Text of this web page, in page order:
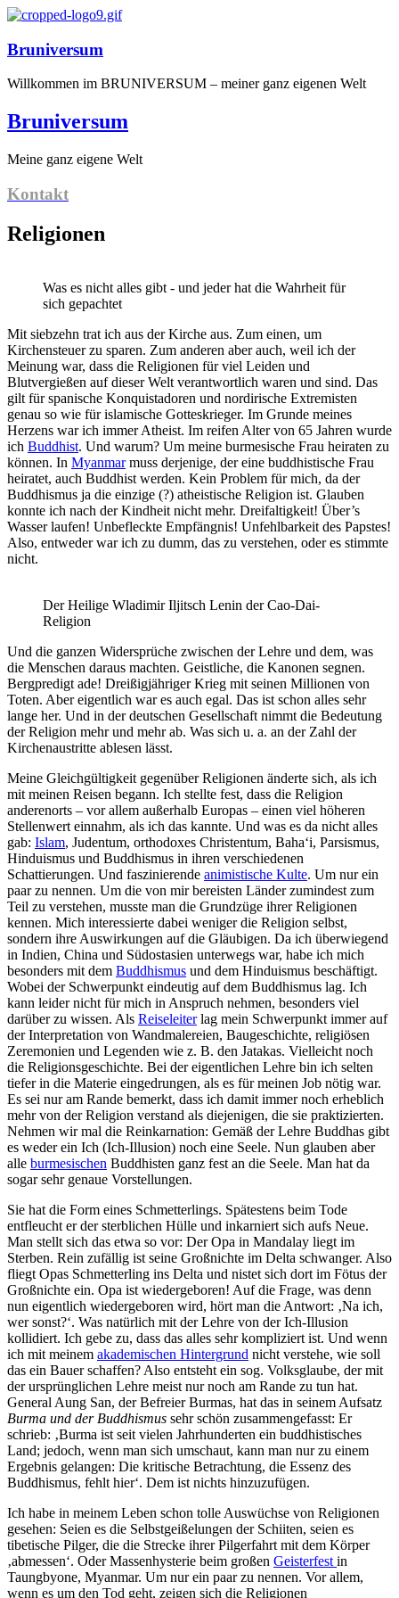
Bruniversum
Willkommen im BRUNIVERSUM – meiner ganz eigenen Welt
Bruniversum
Meine ganz eigene Welt
Kontakt
Religionen
Was es nicht alles gibt - und jeder hat die Wahrheit für
sich gepachtet
Mit siebzehn trat ich aus der Kirche aus. Zum einen, um
Kirchensteuer zu sparen. Zum anderen aber auch, weil ich der
Meinung war, dass die Religionen für viel Leiden und
Blutvergießen auf dieser Welt verantwortlich waren und sind. Das
gilt für spanische Konquistadoren und nordirische Extremisten
genau so wie für islamische Gotteskrieger. Im Grunde meines
Herzens war ich immer Atheist. Im reifen Alter von 65 Jahren wurde
ich Buddhist. Und warum? Um meine burmesische Frau heiraten zu
können. In Myanmarmuss derjenige, der eine buddhistische Frau
heiratet, auch Buddhist werden. Kein Problem für mich, da der
Buddhismus ja die einzige (?) atheistische Religion ist. Glauben
konnte ich nach der Kindheit nicht mehr. Dreifaltigkeit! Über’s
Wasser laufen! Unbefleckte Empfängnis! Unfehlbarkeit des Papstes!
Also, entweder war ich zu dumm, das zu verstehen, oder es stimmte
nicht.
Der Heilige Wladimir Iljitsch Lenin der Cao-Dai-
Religion
Und die ganzen Widersprüche zwischen der Lehre und dem, was
die Menschen daraus machten. Geistliche, die Kanonen segnen.
Bergpredigt ade! Dreißigjähriger Krieg mit seinen Millionen von
Toten. Aber eigentlich war es auch egal. Das ist schon alles sehr
lange her. Und in der deutschen Gesellschaft nimmt die Bedeutung
der Religion mehr und mehr ab. Was sich u. a. an der Zahl der
Kirchenaustritte ablesen lässt.
Meine Gleichgültigkeit gegenüber Religionen änderte sich, als ich
mit meinen Reisen begann. Ich stellte fest, dass die Religion
anderenorts – vor allem außerhalb Europas – einen viel höheren
Stellenwert einnahm, als ich das kannte. Und was es da nicht alles
gab: Islam, Judentum, orthodoxes Christentum, Baha‘i, Parsismus,
Hinduismus und Buddhismus in ihren verschiedenen
Schattierungen. Und faszinierende animistische Kulte. Um nur ein
paar zu nennen. Um die von mir bereisten Länder zumindest zum
Teil zu verstehen, musste man die Grundzüge ihrer Religionen
kennen. Mich interessierte dabei weniger die Religion selbst,
sondern ihre Auswirkungen auf die Gläubigen. Da ich überwiegend
in Indien, China und Südostasien unterwegs war, habe ich mich
besonders mit dem Buddhismus und dem Hinduismus beschäftigt.
Wobei der Schwerpunkt eindeutig auf dem Buddhismus lag. Ich
kann leider nicht für mich in Anspruch nehmen, besonders viel
darüber zu wissen. Als Reiseleiterlag mein Schwerpunkt immer auf
der Interpretation von Wandmalereien, Baugeschichte, religiösen
Zeremonien und Legenden wie z. B. den Jatakas. Vielleicht noch
die Religionsgeschichte. Bei der eigentlichen Lehre bin ich selten
tiefer in die Materie eingedrungen, als es für meinen Job nötig war.
Es sei nur am Rande bemerkt, dass ich damit immer noch erheblich
mehr von der Religion verstand als diejenigen, die sie praktizierten.
Nehmen wir mal die Reinkarnation: Gemäß der Lehre Buddhas gibt
es weder ein Ich (Ich-Illusion) noch eine Seele. Nun glauben aber
alle burmesischen Buddhisten ganz fest an die Seele. Man hat da
sogar sehr genaue Vorstellungen.
Sie hat die Form eines Schmetterlings. Spätestens beim Tode
entfleucht er der sterblichen Hülle und inkarniert sich aufs Neue.
Man stellt sich das etwa so vor: Der Opa in Mandalay liegt im
Sterben. Rein zufällig ist seine Großnichte im Delta schwanger. Also
fliegt Opas Schmetterling ins Delta und nistet sich dort im Fötus der
Großnichte ein. Opa ist wiedergeboren! Auf die Frage, was denn
nun eigentlich wiedergeboren wird, hört man die Antwort: ‚Na ich,
wer sonst?‘. Was natürlich mit der Lehre von der Ich-Illusion
kollidiert. Ich gebe zu, dass das alles sehr kompliziert ist. Und wenn
ich mit meinem akademischen Hintergrund nicht verstehe, wie soll
das ein Bauer schaffen? Also entsteht ein sog. Volksglaube, der mit
der ursprünglichen Lehre meist nur noch am Rande zu tun hat.
General Aung San, der Befreier Burmas, hat das in seinem Aufsatz
Burma und der Buddhismus sehr schön zusammengefasst: Er
schrieb: ‚Burma ist seit vielen Jahrhunderten ein buddhistisches
Land; jedoch, wenn man sich umschaut, kann man nur zu einem
Ergebnis gelangen: Die kritische Betrachtung, die Essenz des
Buddhismus, fehlt hier‘. Dem ist nichts hinzuzufügen.
Ich habe in meinem Leben schon tolle Auswüchse von Religionen
gesehen: Seien es die Selbstgeißelungen der Schiiten, seien es
tibetische Pilger, die die Strecke ihrer Pilgerfahrt mit dem Körper
‚abmessen‘. Oder Massenhysterie beim großen Geisterfest in
Taungbyone, Myanmar. Um nur ein paar zu nennen. Vor allem,
wenn es um den Tod geht, zeigen sich die Religionen